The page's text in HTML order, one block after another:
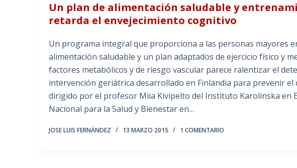
Un plan de alimentación saludable y
retarda el envejecimiento cognitivo
Un programa integral que proporciona a las personas mayores
alimentación saludable y un plan adaptados de ejercicio físico y
factores metabólicos y de riesgo vascular parece ralentizar el
intervención geriátrica desarrollado en Finlandia para prevenir
dirigido por el profesor Miia Kivipelto del Instituto Karolinska en
Nacional para la Salud y Bienestar en…
JOSE LUIS FERNÁNDEZ 13 MARZO 2015 1 COMENTARIO